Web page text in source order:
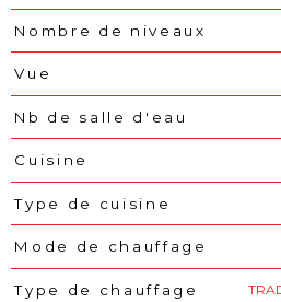
Nombre de niveaux
Vue
Nb de salle d'eau
Cuisine
Type de cuisine
Mode de chauffage
Type de chauffage